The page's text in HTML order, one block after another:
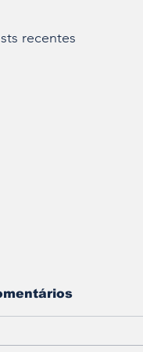
recentes